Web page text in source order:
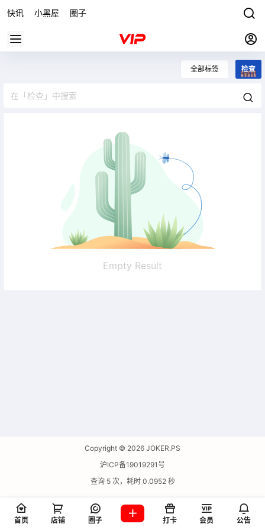
快讯 小黑屋 圈子
全部标签 检查
Empty Result
Copyright © 2026 JOKER.PS
沪ICP备19019291号
查询 5 次，耗时 0.0952 秒
首页 店铺 圈子 打卡 会员 公告